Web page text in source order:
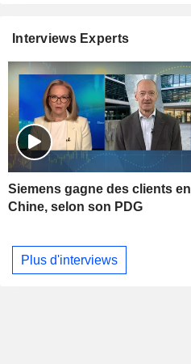
Interviews Experts
Siemens gagne des clients en
Chine, selon son PDG
Plus d'interviews